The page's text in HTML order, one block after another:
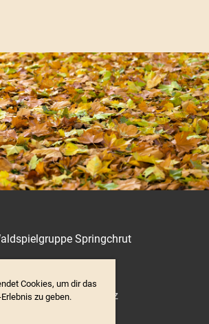
Cookies, um dir das
zu geben.
Springchrut
/ Datenschutz